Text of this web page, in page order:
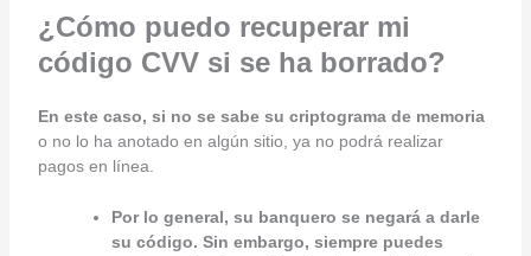
¿Cómo puedo recuperar mi
código CVV si se ha borrado?
En este caso, si no se sabe su criptograma de memoria
o no lo ha anotado en algún sitio, ya no podrá realizar
pagos en línea.
Por lo general, su banquero se negará a darle
su código. Sin embargo, siempre puedes